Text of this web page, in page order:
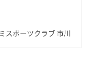
スポーツクラブ 市川